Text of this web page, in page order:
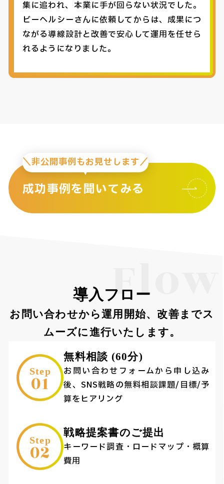
集に追われ、本業に手が回らない状況でした。
ビーヘルシーさんに依頼してからは、成果につ
ながる導線設計と改善で安心して運用を任せら
れるようになりました。
＼非公開事例もお見せします／
成功事例を聞いてみる
Flow
導入フロー
お問い合わせから運用開始、改善までス
ムーズに進行いたします。
Step
01
無料相談 (60分)
お問い合わせフォームから申し込み
後、SNS戦略の無料相談課題/目標/予
算をヒアリング
Step
02
戦略提案書のご提出
キーワード調査・ロードマップ・概算
費用